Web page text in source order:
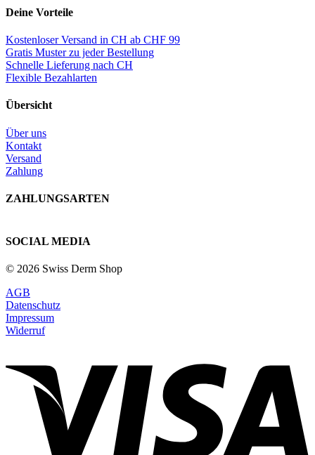
Deine Vorteile
Kostenloser Versand in CH ab CHF 99
Gratis Muster zu jeder Bestellung
Schnelle Lieferung nach CH
Flexible Bezahlarten
Übersicht
Über uns
Kontakt
Versand
Zahlung
ZAHLUNGSARTEN
SOCIAL MEDIA
© 2026 Swiss Derm Shop
AGB
Datenschutz
Impressum
Widerruf